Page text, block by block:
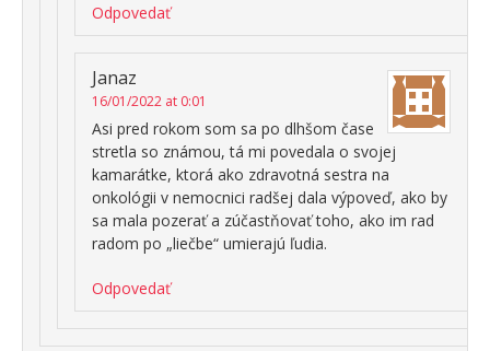
Odpovedať
Janaz
16/01/2022 at 0:01
Asi pred rokom som sa po dlhšom čase
stretla so známou, tá mi povedala o svojej
kamarátke, ktorá ako zdravotná sestra na
onkológii v nemocnici radšej dala výpoveď, ako by
sa mala pozerať a zúčastňovať toho, ako im rad
radom po „liečbe“ umierajú ľudia.
Odpovedať